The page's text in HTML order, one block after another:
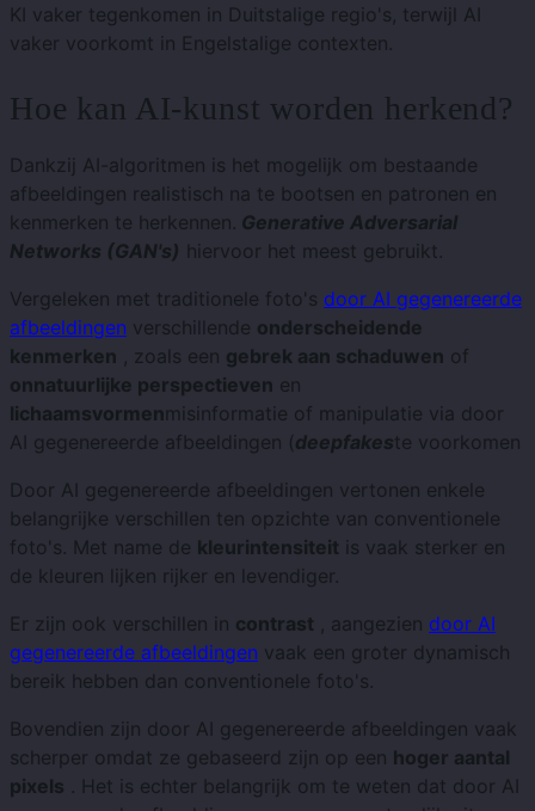
KI vaker tegenkomen in Duitstalige regio's, terwijl AI
vaker voorkomt in Engelstalige contexten.
Hoe kan AI-kunst worden herkend?
Dankzij AI-algoritmen is het mogelijk om bestaande
afbeeldingen realistisch na te bootsen en patronen en
kenmerken te herkennen. Generative Adversarial
Networks (GAN's) hiervoor het meest gebruikt.
Vergeleken met traditionele foto's door AI gegenereerde
afbeeldingen verschillende onderscheidende
kenmerken , zoals een gebrek aan schaduwen of
onnatuurlijke perspectieven en
lichaamsvormenmisinformatie of manipulatie via door
AI gegenereerde afbeeldingen (deepfakeste voorkomen
Door AI gegenereerde afbeeldingen vertonen enkele
belangrijke verschillen ten opzichte van conventionele
foto's. Met name de kleurintensiteit is vaak sterker en
de kleuren lijken rijker en levendiger.
Er zijn ook verschillen in contrast , aangezien door AI
gegenereerde afbeeldingen vaak een groter dynamisch
bereik hebben dan conventionele foto's.
Bovendien zijn door AI gegenereerde afbeeldingen vaak
scherper omdat ze gebaseerd zijn op een hoger aantal
pixels . Het is echter belangrijk om te weten dat door AI